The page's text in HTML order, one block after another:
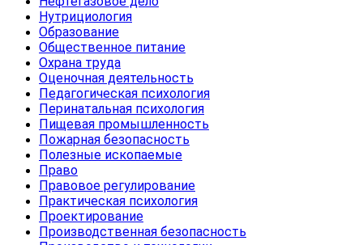
Нутрициология
Образование
Общественное питание
Охрана труда
Оценочная деятельность
Педагогическая психология
Перинатальная психология
Пищевая промышленность
Пожарная безопасность
Полезные ископаемые
Право
Правовое регулирование
Практическая психология
Проектирование
Производственная безопасность